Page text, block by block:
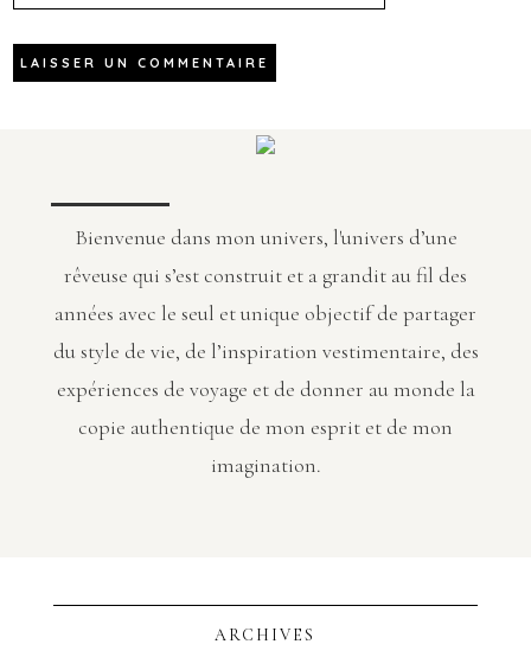
Bienvenue dans mon univers, l'univers d’une
rêveuse qui s’est construit et a grandit au fil des
années avec le seul et unique objectif de partager
du style de vie, de l’inspiration vestimentaire, des
expériences de voyage et de donner au monde la
copie authentique de mon esprit et de mon
imagination.
ARCHIVES